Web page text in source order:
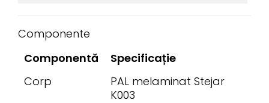
Componente
Componentă
Specificație
Corp
PAL melaminat Stejar
K003